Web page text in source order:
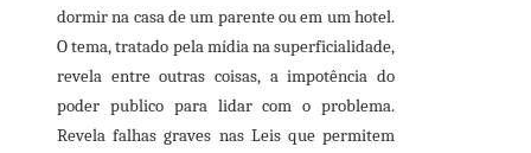
dormir na casa de um parente ou em um hotel.
O tema, tratado pela mídia na superficialidade,
revela entre outras coisas, a impotência do
poder publico para lidar com o problema.
Revela falhas graves nas Leis que permitem